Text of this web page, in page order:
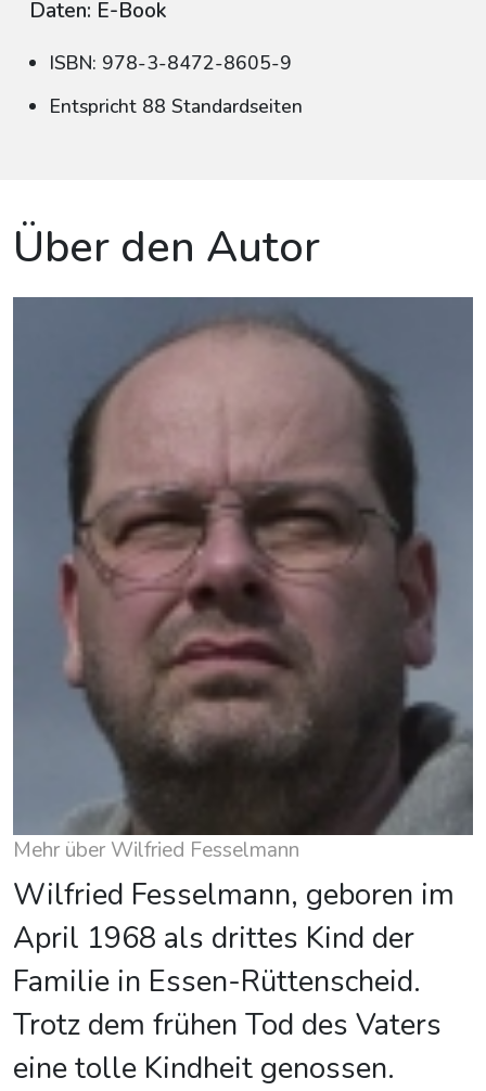
Daten: E-Book
ISBN: 978-3-8472-8605-9
Entspricht 88 Standardseiten
Über den Autor
Mehr über Wilfried Fesselmann
Wilfried Fesselmann, geboren im
April 1968 als drittes Kind der
Familie in Essen-Rüttenscheid.
Trotz dem frühen Tod des Vaters
eine tolle Kindheit genossen.